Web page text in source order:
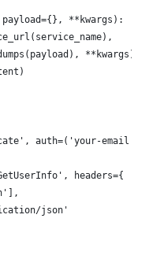
**kwargs):
**kwargs)
auth=('your-email',
headers={
json'